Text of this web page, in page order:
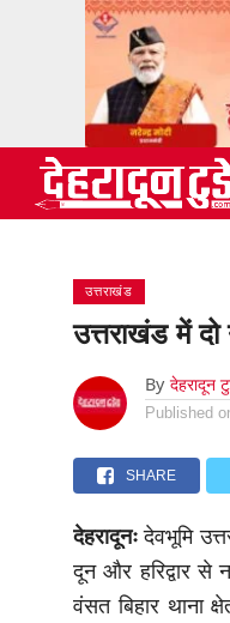
उत्तराखंड
उत्तराखंड में
By देहरादून
Published
SHARE
देहरादूनःदेवभूमि
दून और हरिद्वार से
वंसत बिहार थाना